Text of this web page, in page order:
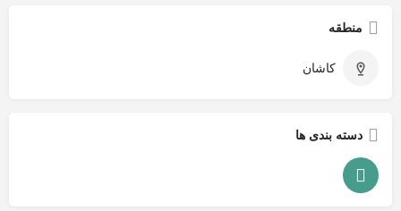
منطقه
کاشان
دسته بندی ها